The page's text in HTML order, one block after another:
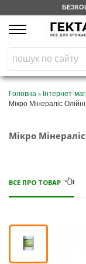
На вашому
бонусному рахунку
Категорії
Щоденник
Відгуки
Головна » Інтернет-
Мікро Мінераліс Олійні
Мікро
ВСЕ ПРО ТОВАР